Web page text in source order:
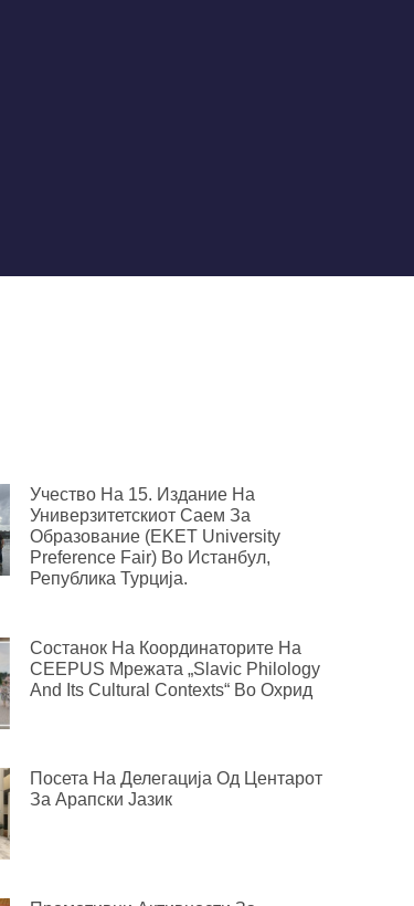
Учество На 15. Издание На
Универзитетскиот Саем За
Образование (EKET University
Preference Fair) Во Истанбул,
Република Турција.
Состанок На Координаторите На
CEEPUS Мрежата „Slavic Philology
And Its Cultural Contexts“ Во Охрид
Посета На Делегација Од Центарот
За Арапски Јазик